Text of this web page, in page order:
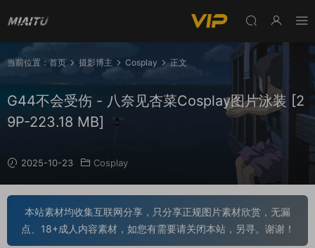
当前位置： 首页 摄影博主 Cosplay 正文
G44不会受伤 - 八奈见杏菜Cosplay图片泳装 [2
9P-223.18 MB]
2025-10-23 Cosplay
本站素材均收集互联网分享，只分享正规图片素材欣赏，无漏
点、18+成人内容素材，如您有需要请关闭本站，另寻。谢谢！